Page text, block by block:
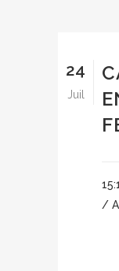
24
Juil
/